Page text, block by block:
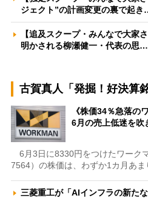
ジェクト”の計画変更の裏で起
【追及スクープ・みんなで大家
明かされる柳瀬健一・代表の思…
古賀真人「発掘！好決算銘
《株価34％急落の
6月の売上低迷を
6月3日に8330円をつけたワーク
7564）の株価は、わずか1カ月あま
三菱重工が「AIインフラの新た